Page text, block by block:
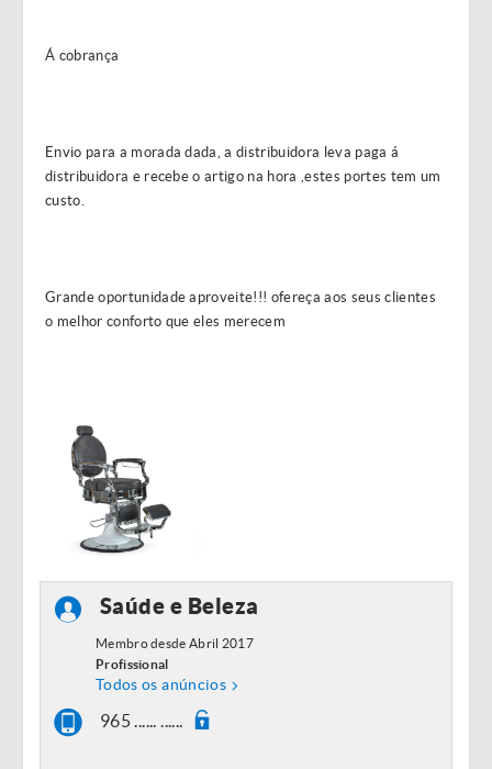
Á cobrança
Envio para a morada dada, a distribuidora leva paga á
distribuidora e recebe o artigo na hora ,estes portes tem um
custo.
Grande oportunidade aproveite!!! ofereça aos seus clientes
o melhor conforto que eles merecem
Saúde e Beleza
Membro desde Abril 2017
Profissional
Todos os anúncios
965 ...... ......